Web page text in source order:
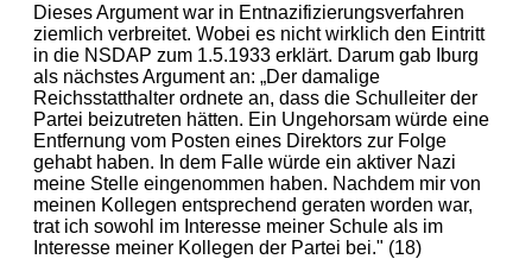
Dieses Argument war in Entnazifizierungsverfahren
ziemlich verbreitet. Wobei es nicht wirklich den Eintritt
in die NSDAP zum 1.5.1933 erklärt. Darum gab Iburg
als nächstes Argument an: „Der damalige
Reichsstatthalter ordnete an, dass die Schulleiter der
Partei beizutreten hätten. Ein Ungehorsam würde eine
Entfernung vom Posten eines Direktors zur Folge
gehabt haben. In dem Falle würde ein aktiver Nazi
meine Stelle eingenommen haben. Nachdem mir von
meinen Kollegen entsprechend geraten worden war,
trat ich sowohl im Interesse meiner Schule als im
Interesse meiner Kollegen der Partei bei." (18)